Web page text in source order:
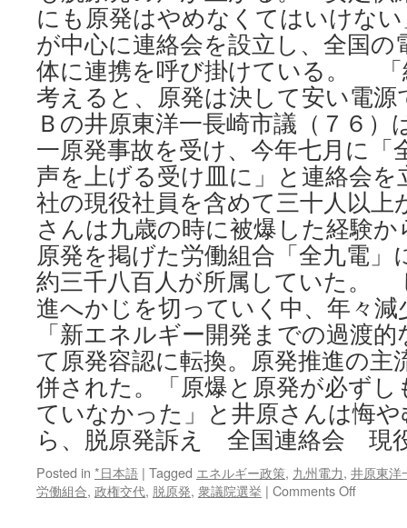
と
再
稼
働
福
島
の
教
訓
忘
れ
た
政
策
問
え
via
琉
球
新
報
にも原発はやめなくてはいけな
が中心に連絡会を設立し、全国の
体に連携を呼び掛けている。 「
考えると、原発は決して安い電
Ｂの井原東洋一長崎市議（７６）
一原発事故を受け、今年七月に「
声を上げる受け皿に」と連絡会
社の現役社員を含めて三十人以
さんは九歳の時に被爆した経験
原発を掲げた労働組合「全九電」
約三千八百人が所属していた。
進へかじを切っていく中、年々
「新エネルギー開発までの過渡
て原発容認に転換。原発推進の主
併された。「原爆と原発が必ず
ていなかった」と井原さんは悔
ら、脱原発訴え 全国連絡会 現
Posted in *日本語 | Tagged エネルギー政策, 九州電力, 井原東洋
労働組合, 政権交代, 脱原発, 衆議院選挙 | Comments Offon